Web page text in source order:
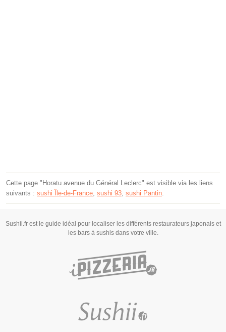
Cette page "Horatu avenue du Général Leclerc" est visible via les liens
suivants : sushi Île-de-France sushi 93 sushi Pantin
Sushii.fr est le guide idéal pour localiser les différents restaurateurs japonais et
les bars à sushis dans votre ville.